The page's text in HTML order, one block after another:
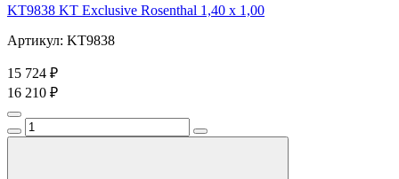
KT9838 KT Exclusive Rosenthal 1,40 x 1,00
Артикул: KT9838
15 724 ₽
16 210 ₽